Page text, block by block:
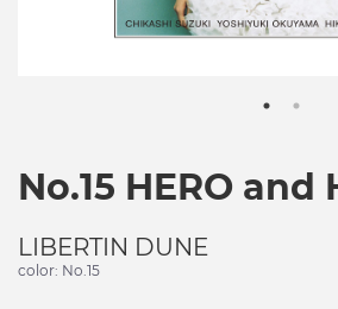
No.15 HERO and
LIBERTIN DUNE
color: No.15